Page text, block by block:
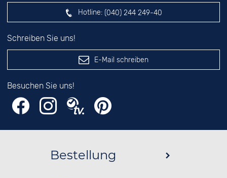
Hotline: (040) 244 249-40
Schreiben Sie uns!
E-Mail schreiben
Besuchen Sie uns!
Bestellung